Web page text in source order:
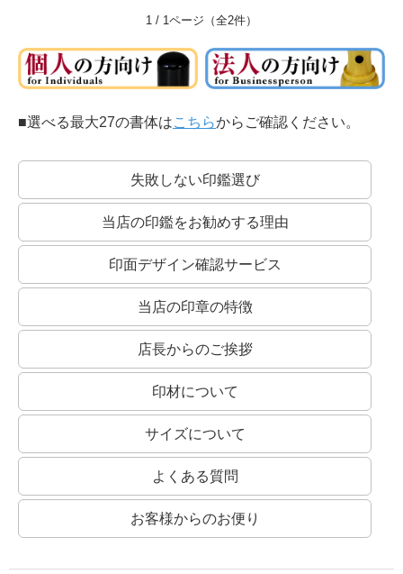
1 / 1ページ（全2件）
■選べる最大27の書体はこちらからご確認ください。
失敗しない印鑑選び
当店の印鑑をお勧めする理由
印面デザイン確認サービス
当店の印章の特徴
店長からのご挨拶
印材について
サイズについて
よくある質問
お客様からのお便り